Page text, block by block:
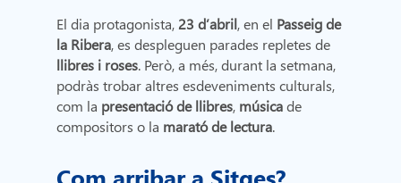
El dia protagonista, 23 d’abril, en el Passeig de
la Ribera, es despleguen parades repletes de
llibres i roses. Però, a més, durant la setmana,
podràs trobar altres esdeveniments culturals,
com la presentació de llibres, músicade
compositors o la marató de lectura.